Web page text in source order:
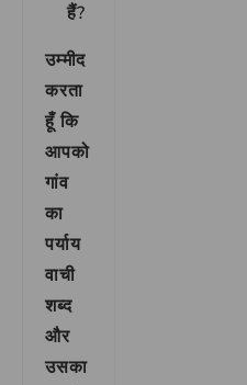
हैं?
उम्मीद
करता
हूँ कि
आपको
गांव
का
पर्याय
वाची
शब्द
और
उसका